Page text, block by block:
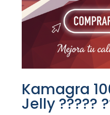
Kamagra
Jelly ?????